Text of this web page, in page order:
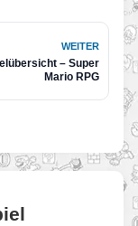
WEITER
– Super
Mario RPG